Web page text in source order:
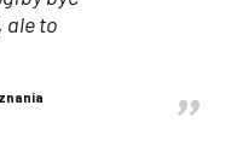
ale to